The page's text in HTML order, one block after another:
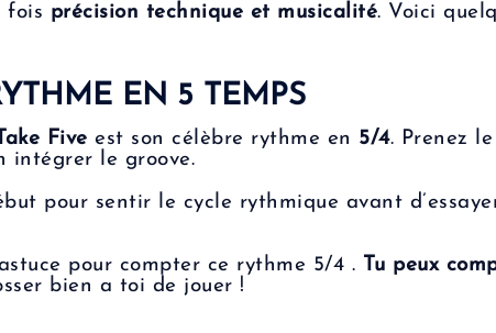
fois précision technique et musicalité. Voici
EN 5 TEMPS
Take Five est son célèbre rythme en 5/4. Prenez
intégrer le groove.
pour sentir le cycle rythmique avant
pour compter ce rythme 5/4 . Tu peux
bien a toi de jouer !